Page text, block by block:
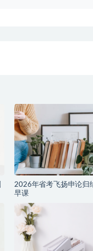
2026年省考飞扬申论归
早课